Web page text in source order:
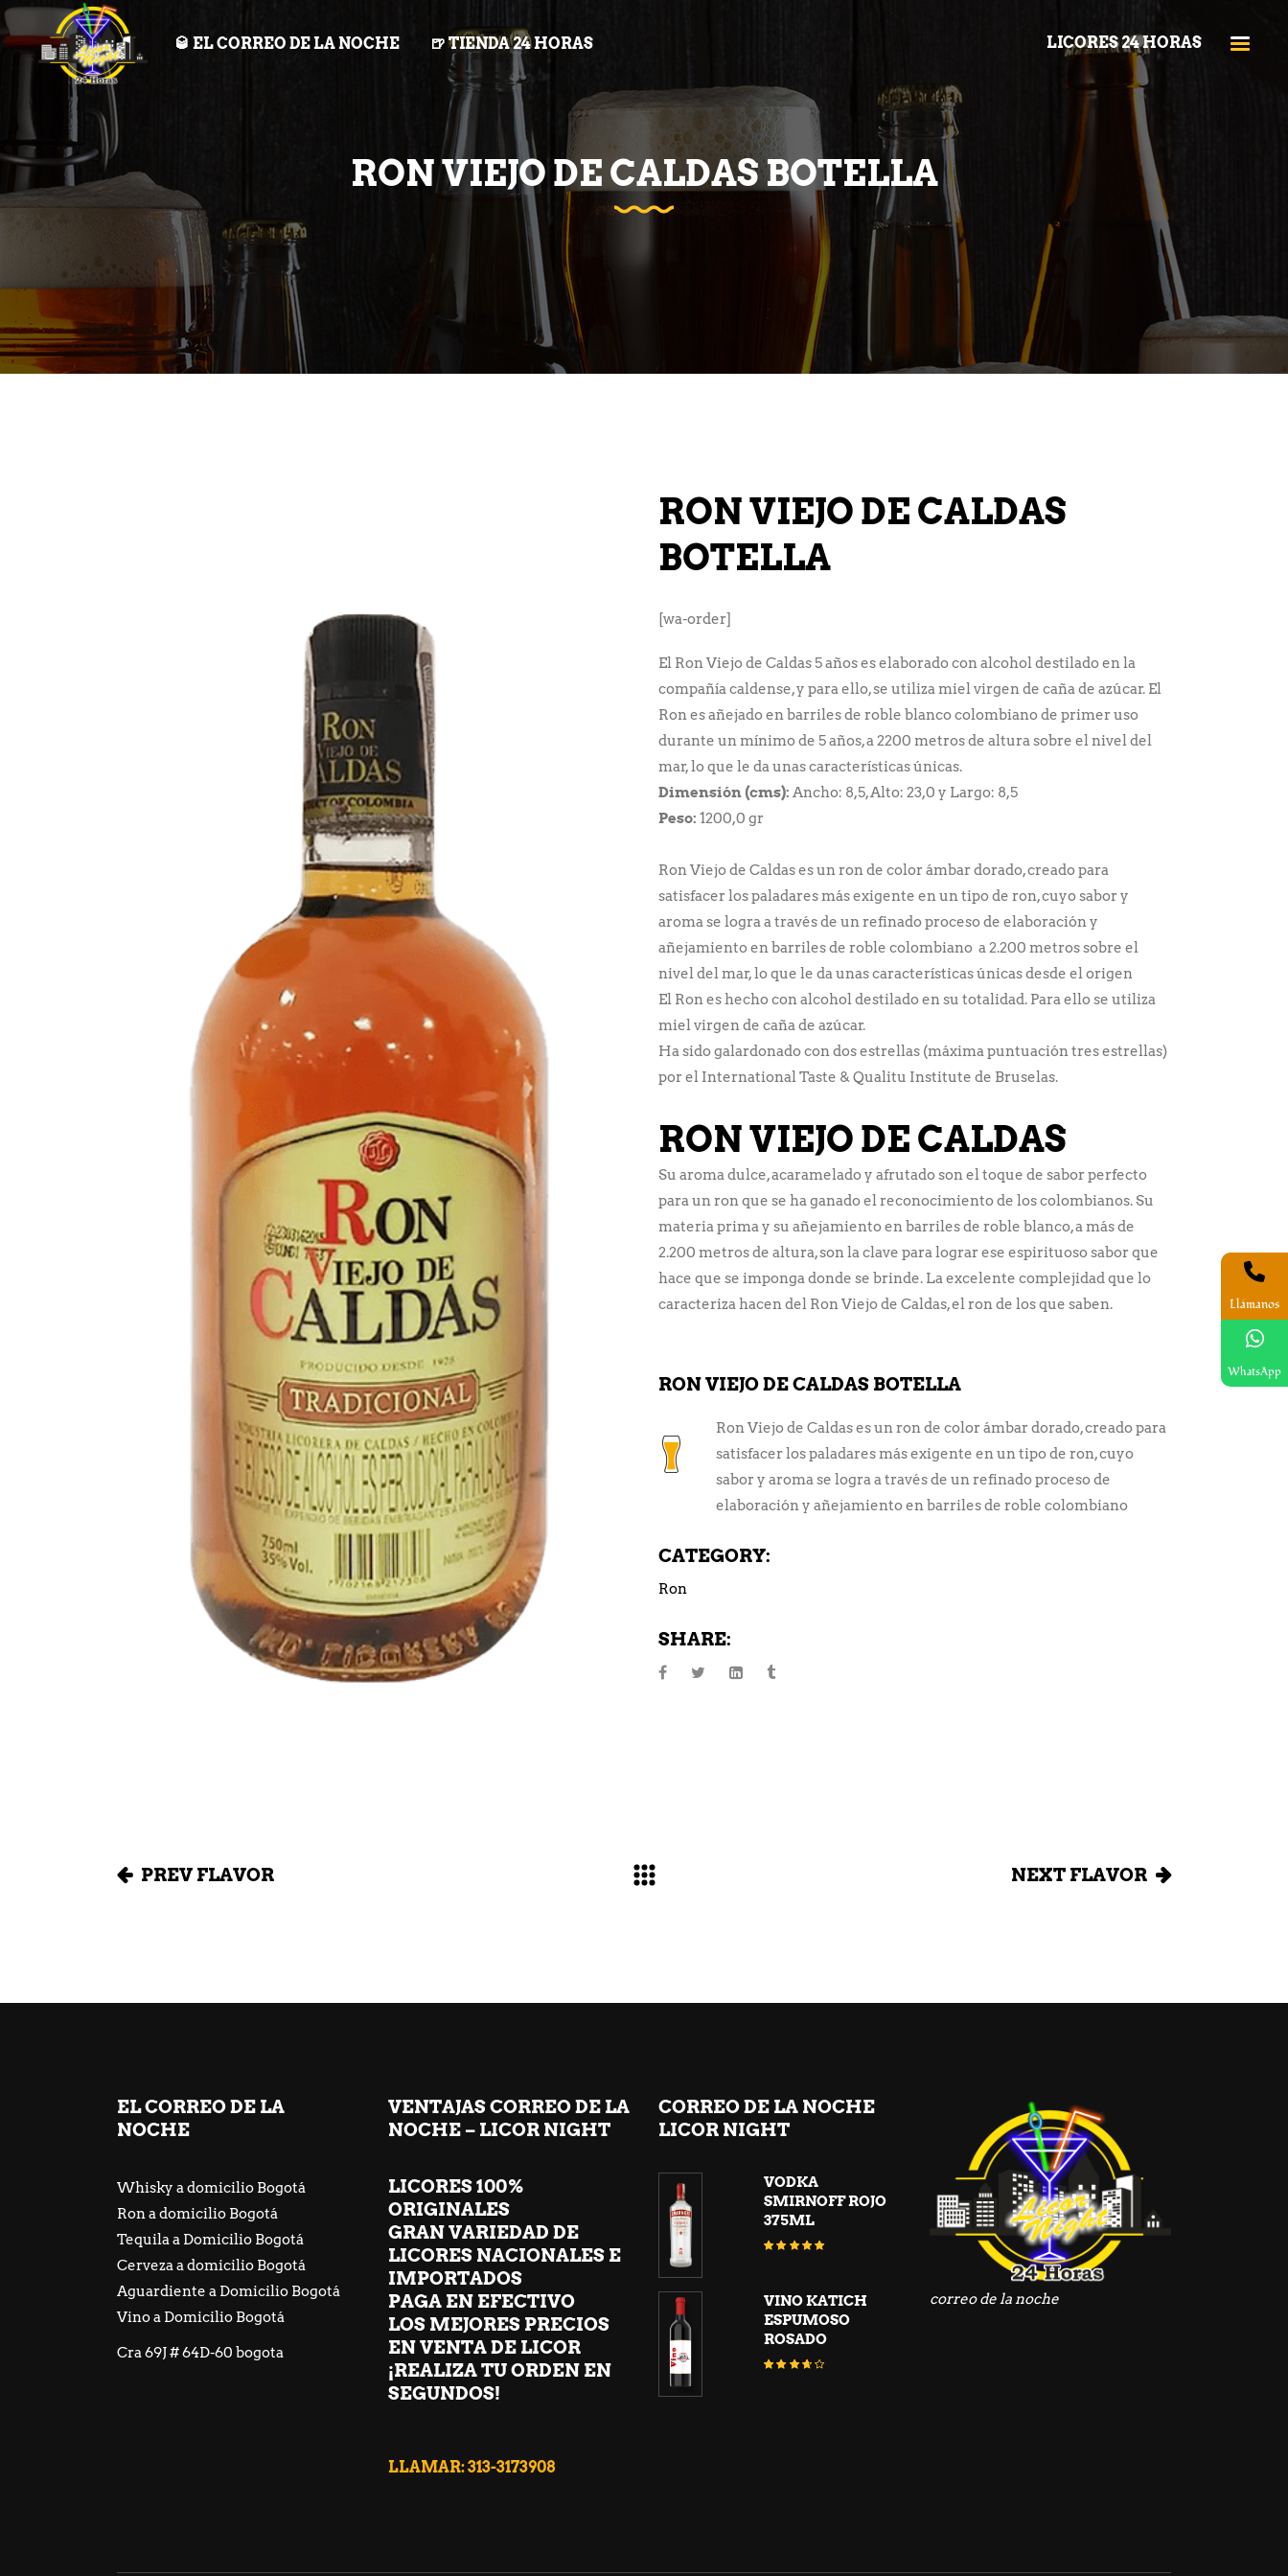
🥃 EL CORREO DE LA NOCHE 🍺 TIENDA 24 HORAS LICORES 24 HORAS
RON VIEJO DE CALDAS BOTELLA
RON VIEJO DE CALDAS
BOTELLA
[wa-order]
El Ron Viejo de Caldas 5 años es elaborado con alcohol destilado en la
compañía caldense, y para ello, se utiliza miel virgen de caña de azúcar. El
Ron es añejado en barriles de roble blanco colombiano de primer uso
durante un mínimo de 5 años, a 2200 metros de altura sobre el nivel del
mar, lo que le da unas características únicas.
Dimensión (cms): Ancho: 8,5, Alto: 23,0 y Largo: 8,5
Peso: 1200,0 gr
Ron Viejo de Caldas es un ron de color ámbar dorado, creado para
satisfacer los paladares más exigente en un tipo de ron, cuyo sabor y
aroma se logra a través de un refinado proceso de elaboración y
añejamiento en barriles de roble colombiano a 2.200 metros sobre el
nivel del mar, lo que le da unas características únicas desde el origen
El Ron es hecho con alcohol destilado en su totalidad. Para ello se utiliza
miel virgen de caña de azúcar.
Ha sido galardonado con dos estrellas (máxima puntuación tres estrellas)
por el International Taste & Qualitu Institute de Bruselas.
RON VIEJO DE CALDAS
Su aroma dulce, acaramelado y afrutado son el toque de sabor perfecto
para un ron que se ha ganado el reconocimiento de los colombianos. Su
materia prima y su añejamiento en barriles de roble blanco, a más de
2.200 metros de altura, son la clave para lograr ese espirituoso sabor que
hace que se imponga donde se brinde. La excelente complejidad que lo
caracteriza hacen del Ron Viejo de Caldas, el ron de los que saben.
RON VIEJO DE CALDAS BOTELLA
Ron Viejo de Caldas es un ron de color ámbar dorado, creado para
satisfacer los paladares más exigente en un tipo de ron, cuyo
sabor y aroma se logra a través de un refinado proceso de
elaboración y añejamiento en barriles de roble colombiano
CATEGORY:
Ron
SHARE:
PREV FLAVOR NEXT FLAVOR
EL CORREO DE LA
NOCHE
Whisky a domicilio Bogotá
Ron a domicilio Bogotá
Tequila a Domicilio Bogotá
Cerveza a domicilio Bogotá
Aguardiente a Domicilio Bogotá
Vino a Domicilio Bogotá
Cra 69J # 64D-60 bogota
VENTAJAS CORREO DE LA
NOCHE – LICOR NIGHT
LICORES 100%
ORIGINALES
GRAN VARIEDAD DE
LICORES NACIONALES E
IMPORTADOS
PAGA EN EFECTIVO
LOS MEJORES PRECIOS
EN VENTA DE LICOR
¡REALIZA TU ORDEN EN
SEGUNDOS!
LLAMAR: 313-3173908
CORREO DE LA NOCHE
LICOR NIGHT
VODKA
SMIRNOFF ROJO
375ML
VINO KATICH
ESPUMOSO
ROSADO
correo de la noche
Llámanos
WhatsApp